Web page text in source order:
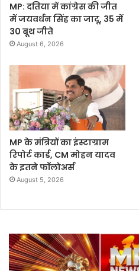
MP: दतिया में कांग्रेस की जीत
में जयवर्धन सिंह का जादू, 35 में
30 बूथ जीते
August 6, 2026
MP के मंत्रियों का इंस्टाग्राम
रिपोर्ट कार्ड, CM मोहन यादव
के इतने फॉलोअर्स
August 5, 2026